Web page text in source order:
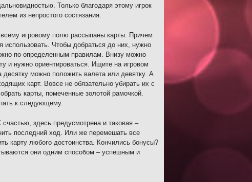
Только благодаря этому игрок
из непростого состязания.
игровому полю рассыпаны карты. Причем
использовать. Чтобы добраться до них, нужно
по определенным правилам. Внизу можно
и нужно ориентироваться. Ищите на игровом
можно положить валета или девятку. А
карт. Вовсе не обязательно убирать их с
карты, помеченные золотой рамочкой.
к следующему.
здесь предусмотрена и таковая –
последний ход. Или же перемешать все
карту любого достоинства. Кончились бонусы?
они одним способом – успешным и